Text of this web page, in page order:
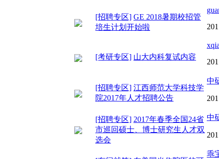
[招聘专区] GE 2018暑期校招管
培生计划开始啦
[考研专区] 山大内科复试内容
[招聘专区] 江西师范大学科技学
院2017年人才招聘公告
中
[招聘专区] 2017年春季全国24省
市巡回硕士、博士研究生人才双
选会
中
乖